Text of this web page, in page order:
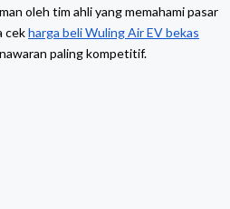
oleh tim ahli yang memahami pasar
cekharga beli Wuling Air EV bekas
paling kompetitif.